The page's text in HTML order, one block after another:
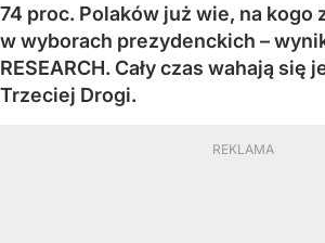
74 proc. Polaków już wie, na kogo
w wyborach prezydenckich –
RESEARCH. Cały czas wahają się
Trzeciej Drogi.